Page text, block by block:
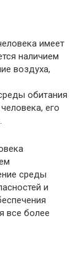
имеет
наличием
воздуха,
обитания
его
среды
и
все более